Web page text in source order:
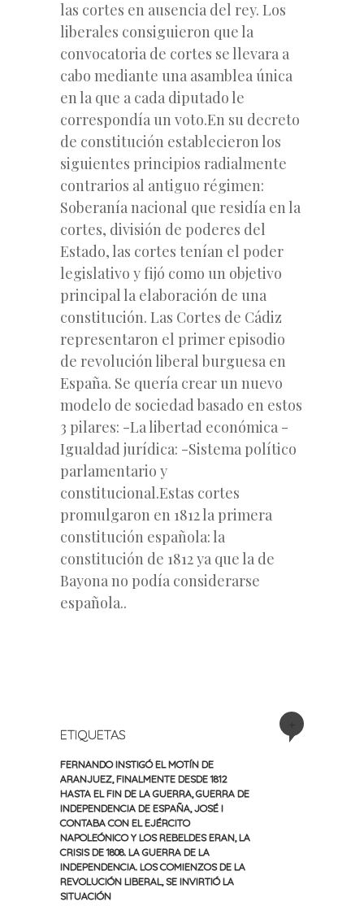
las cortes en ausencia del rey. Los
liberales consiguieron que la
convocatoria de cortes se llevara a
cabo mediante una asamblea única
en la que a cada diputado le
correspondía un voto.En su decreto
de constitución establecieron los
siguientes principios radialmente
contrarios al antiguo régimen:
Soberanía nacional que residía en la
cortes, división de poderes del
Estado, las cortes tenían el poder
legislativo y fijó como un objetivo
principal la elaboración de una
constitución. Las Cortes de Cádiz
representaron el primer episodio
de revolución liberal burguesa en
España. Se quería crear un nuevo
modelo de sociedad basado en estos
3 pilares: -La libertad económica -
Igualdad jurídica: -Sistema político
parlamentario y
constitucional.Estas cortes
promulgaron en 1812 la primera
constitución española: la
constitución de 1812 ya que la de
Bayona no podía considerarse
española..
ETIQUETAS
FERNANDO INSTIGÓ EL MOTÍN DE
ARANJUEZ FINALMENTE DESDE 1812
HASTA EL FIN DE LA GUERRA ,GUERRA DE
INDEPENDENCIA DE ESPAÑA JOSÉ I
CONTABA CON EL EJÉRCITO
NAPOLEÓNICO Y LOS REBELDES ERAN LA
CRISIS DE 1808. LA GUERRA DE LA
INDEPENDENCIA. LOS COMIENZOS DE LA
REVOLUCIÓN LIBERAL SE INVIRTIÓ LA
SITUACIÓN